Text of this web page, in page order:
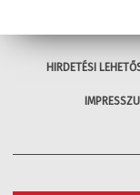
HIRDETÉSI